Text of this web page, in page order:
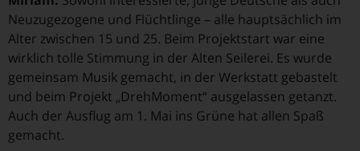
Neuzugezogene und Flüchtlinge – alle hauptsächlich im
Alter zwischen 15 und 25. Beim Projektstart war eine
wirklich tolle Stimmung in der Alten Seilerei. Es wurde
gemeinsam Musik gemacht, in der Werkstatt gebastelt
und beim Projekt „DrehMoment“ ausgelassen getanzt.
Auch der Ausflug am 1. Mai ins Grüne hat allen Spaß
gemacht.